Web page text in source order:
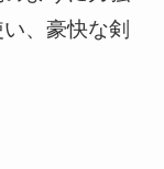
、豪快な剣